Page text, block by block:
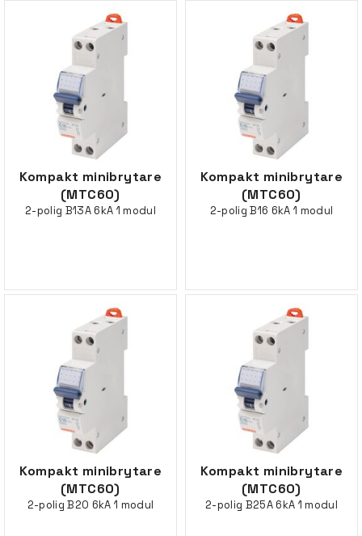
Kompakt minibrytare
(MTC60)
2-polig B13A 6kA 1 modul
Kompakt minibrytare
(MTC60)
2-polig B16 6kA 1 modul
Kompakt minibrytare
(MTC60)
2-polig B20 6kA 1 modul
Kompakt minibrytare
(MTC60)
2-polig B25A 6kA 1 modul